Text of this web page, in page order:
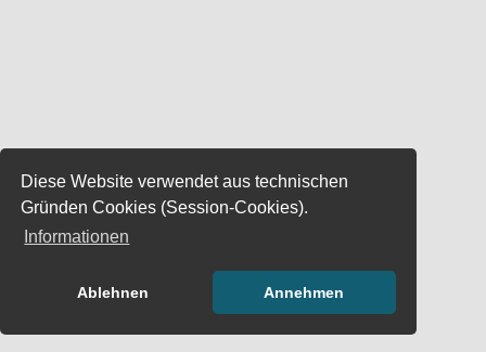
Diese Website verwendet aus technischen
Gründen Cookies (Session-Cookies).
Informationen
Ablehnen Annehmen